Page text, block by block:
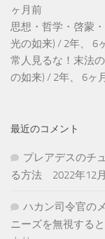
ヶ月前
思想・哲学・啓蒙
光の如来) / 2年、 6
常人見るな！末法
の如来) / 2年、 6ヶ
最近のコメント
プレアデスのチ
る方法 2022年12
ハカン司令官の
ニーズを無視する